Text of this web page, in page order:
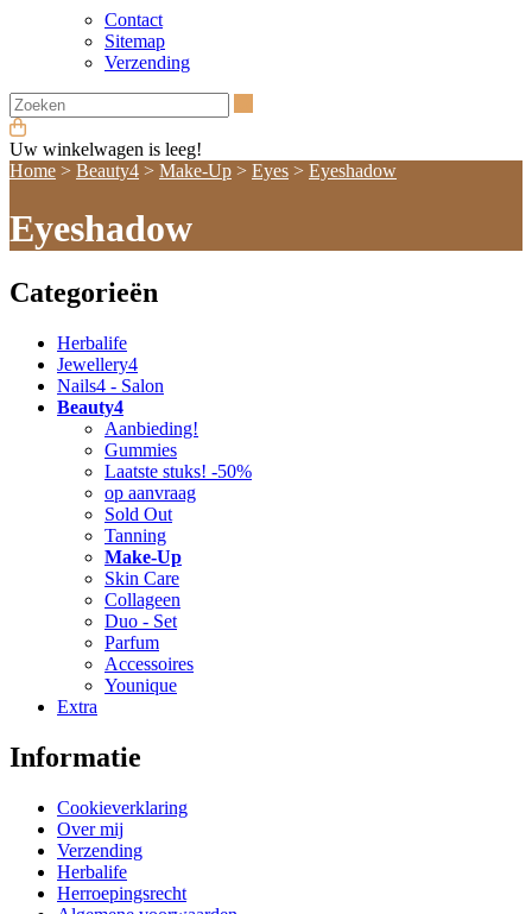
Contact
Sitemap
Verzending
Uw winkelwagen is leeg!
Home > Beauty4 > Make-Up > Eyes > Eyeshadow
Eyeshadow
Categorieën
Herbalife
Jewellery4
Nails4 - Salon
Beauty4
Aanbieding!
Gummies
Laatste stuks! -50%
op aanvraag
Sold Out
Tanning
Make-Up
Skin Care
Collageen
Duo - Set
Parfum
Accessoires
Younique
Extra
Informatie
Cookieverklaring
Over mij
Verzending
Herbalife
Herroepingsrecht